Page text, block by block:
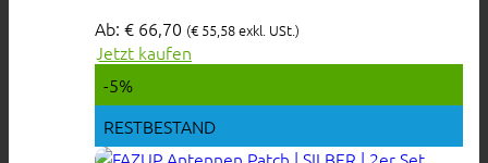
Ab: € 66,70 (€ 55,58exkl. USt.)
Jetzt kaufen
-5%
RESTBESTAND